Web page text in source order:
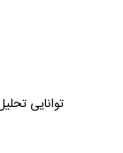
توانایی